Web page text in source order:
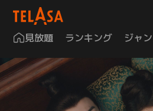
見放題 ランキング ジャ